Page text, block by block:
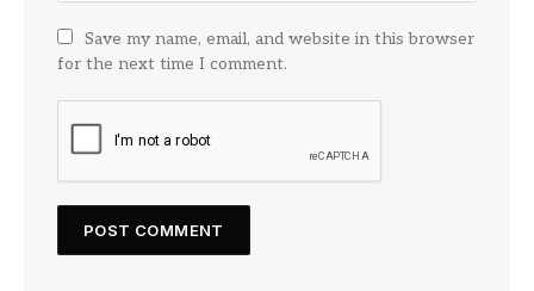
Save my name, email, and website in this browser
for the next time I comment.